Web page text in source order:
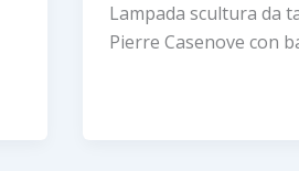
Lampada scultura da
Pierre Casenove con